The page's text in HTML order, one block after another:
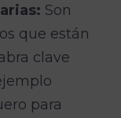
Son
que están
clave
para